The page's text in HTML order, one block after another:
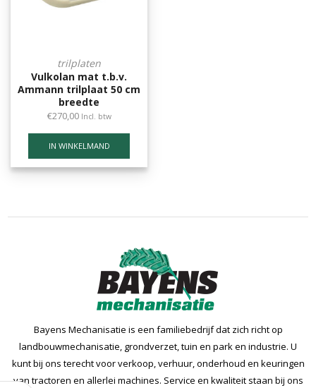
trilplaten
Vulkolan mat t.b.v.
Ammann trilplaat 50 cm
breedte
€270,00 Incl. btw
IN WINKELMAND
Bayens Mechanisatie is een familiebedrijf dat zich richt op
landbouwmechanisatie, grondverzet, tuin en park en industrie. U
kunt bij ons terecht voor verkoop, verhuur, onderhoud en keuringen
van tractoren en allerlei machines. Service en kwaliteit staan bij ons